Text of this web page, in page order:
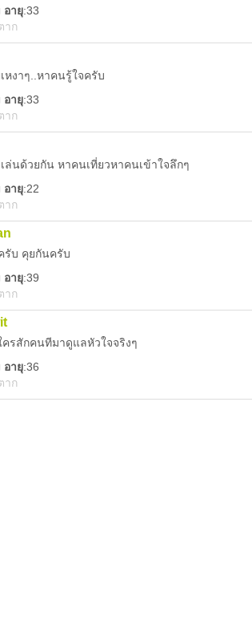
อายุ:33
าก
หงาๆ..หาคนรู้ใจครับ
อายุ:33
าก
ล่นด้วยกัน หาคนเที่ยวหาคนเข้าใจลึกๆ
อายุ:22
าก
รับ คุยกันครับ
อายุ:39
าก
ครสักคนทีมาดูแลหัวใจจริงๆ
อายุ:36
าก